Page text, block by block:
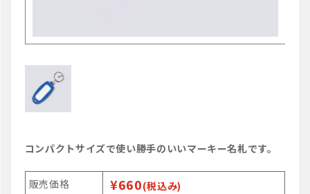
コンパクトサイズで使い勝手のいいマーキー名札です。
販売価格 ¥660(税込み)